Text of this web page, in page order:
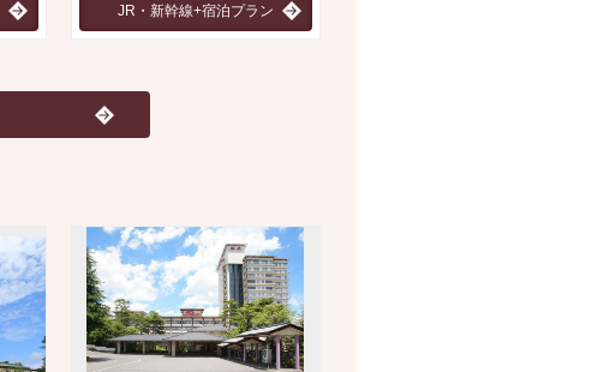
JR・新幹線+宿泊プラン